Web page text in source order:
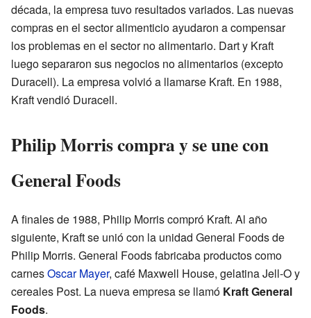
década, la empresa tuvo resultados variados. Las nuevas
compras en el sector alimenticio ayudaron a compensar
los problemas en el sector no alimentario. Dart y Kraft
luego separaron sus negocios no alimentarios (excepto
Duracell). La empresa volvió a llamarse Kraft. En 1988,
Kraft vendió Duracell.
Philip Morris compra y se une con
General Foods
A finales de 1988, Philip Morris compró Kraft. Al año
siguiente, Kraft se unió con la unidad General Foods de
Philip Morris. General Foods fabricaba productos como
carnesOscar Mayer, café Maxwell House, gelatina Jell-O y
cereales Post. La nueva empresa se llamó Kraft General
Foods.